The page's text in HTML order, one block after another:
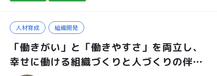
人材育成 組織開発
「働きがい」と「働きやすさ」を両立し、
幸せに働ける組織づくりと人づくりの伴走